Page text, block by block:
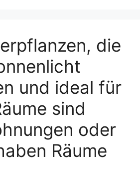
die
und ideal für
sind
oder
Räume